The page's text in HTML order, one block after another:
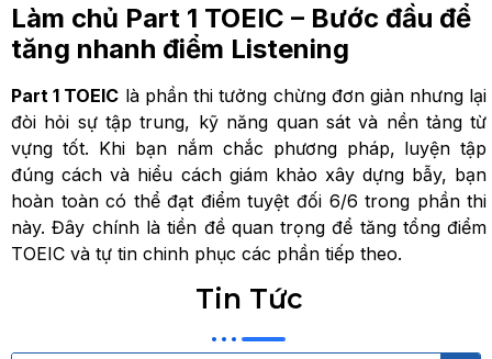
Làm chủ Part 1 TOEIC – Bước đầu để
tăng nhanh điểm Listening
Part 1 TOEIC là phần thi tưởng chừng đơn giản nhưng lại
đòi hỏi sự tập trung, kỹ năng quan sát và nền tảng từ
vựng tốt. Khi bạn nắm chắc phương pháp, luyện tập
đúng cách và hiểu cách giám khảo xây dựng bẫy, bạn
hoàn toàn có thể đạt điểm tuyệt đối 6/6 trong phần thi
này. Đây chính là tiền đề quan trọng để tăng tổng điểm
TOEIC và tự tin chinh phục các phần tiếp theo.
Tin Tức